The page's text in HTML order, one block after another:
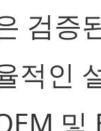
검증
적인
및